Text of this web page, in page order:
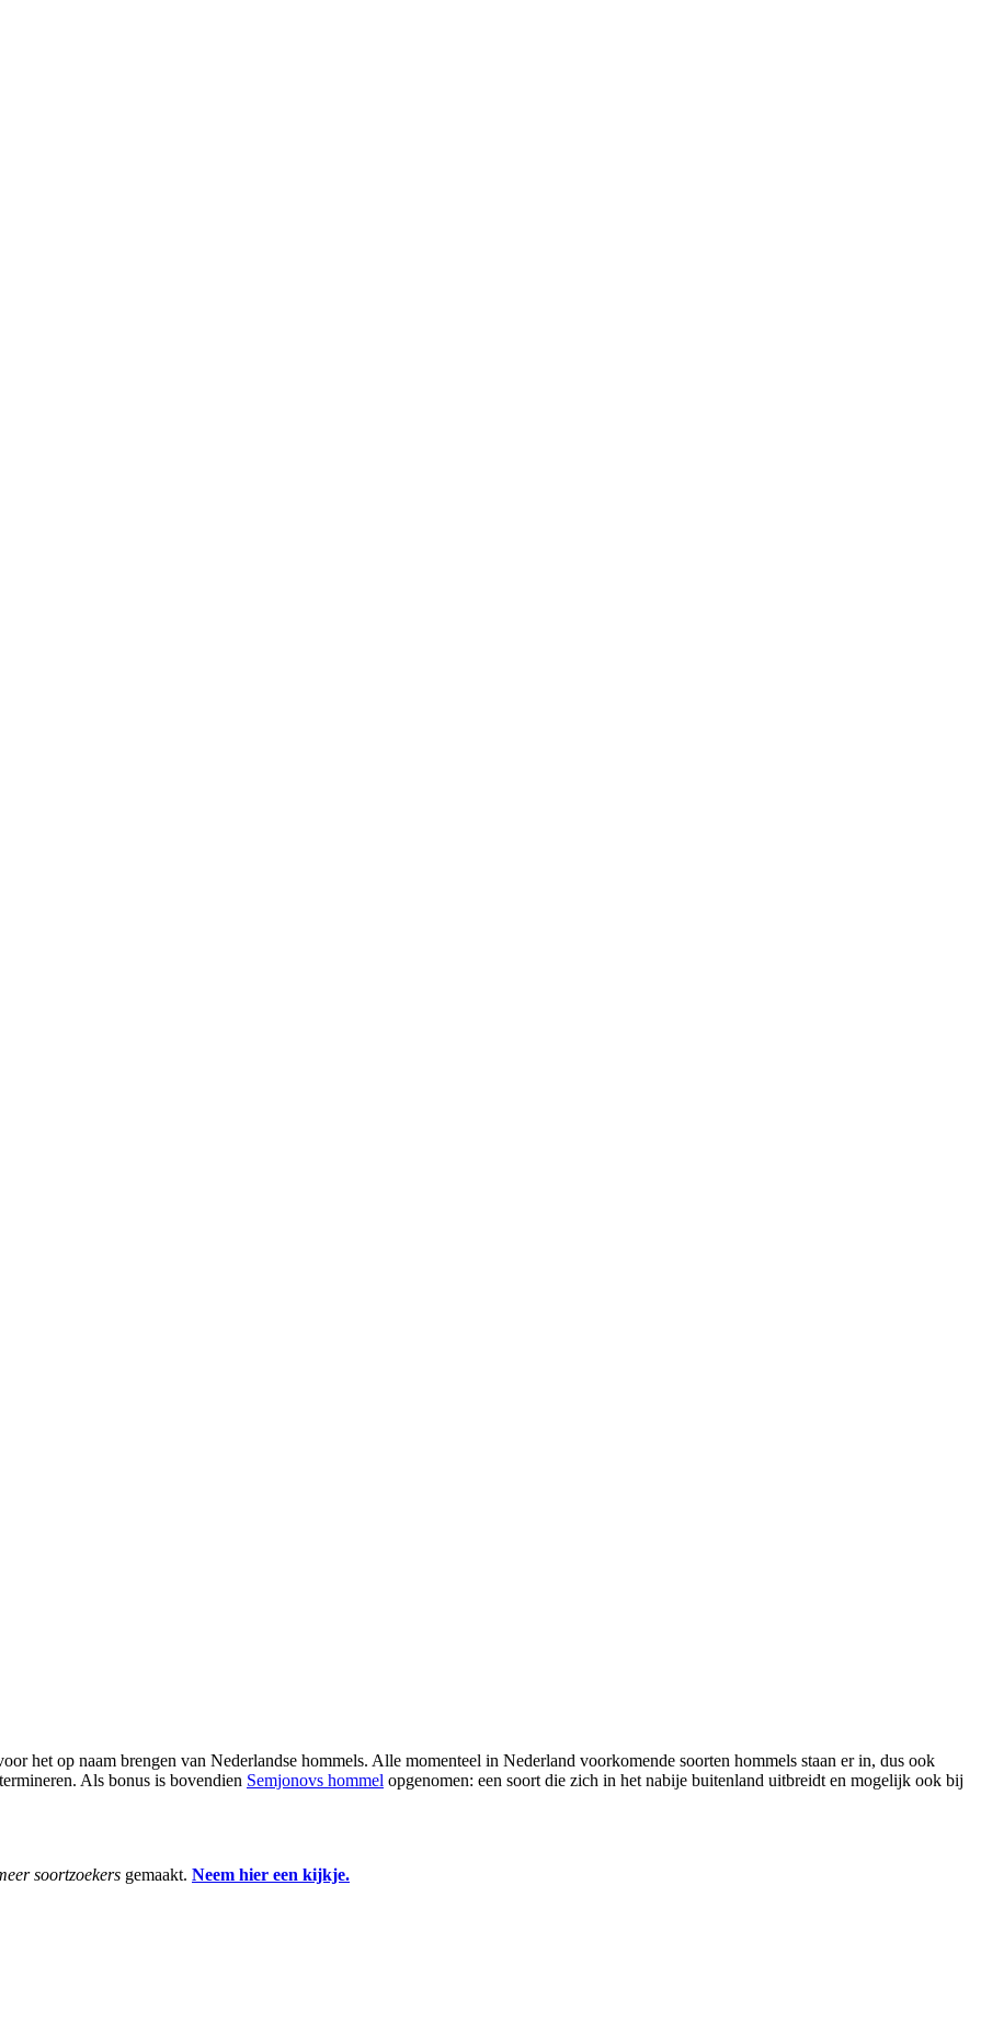
het op naam brengen van Nederlandse hommels. Alle momenteel in Nederland voorkomende soorten hommels staan er in, dus ook
Als bonus is bovendien Semjonovs hommel opgenomen: een soort die zich in het nabije buitenland uitbreidt en mogelijk ook bij
soortzoekers gemaakt. Neem hier een kijkje.